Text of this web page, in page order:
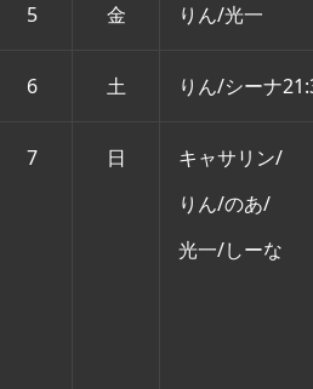
5 金 りん/光一
6 土 りん/シーナ
7 日
キャサリン/
りん/のあ/
光一/しーな